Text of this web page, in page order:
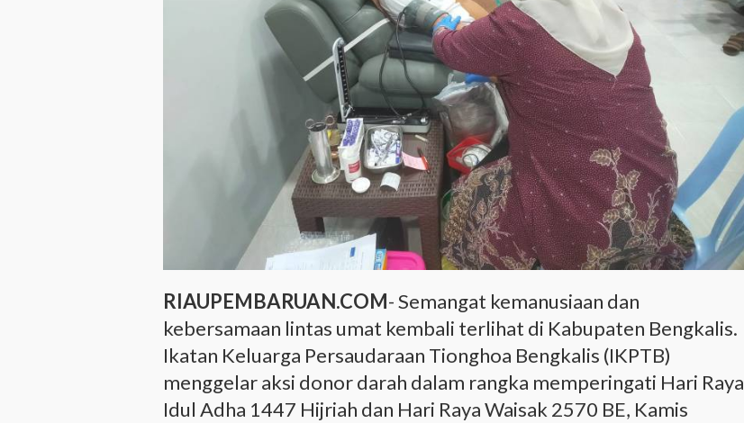
RIAUPEMBARUAN.COM- Semangat kemanusiaan dan
kebersamaan lintas umat kembali terlihat di Kabupaten Bengkalis.
Ikatan Keluarga Persaudaraan Tionghoa Bengkalis (IKPTB)
menggelar aksi donor darah dalam rangka memperingati Hari Raya
Idul Adha 1447 Hijriah dan Hari Raya Waisak 2570 BE, Kamis